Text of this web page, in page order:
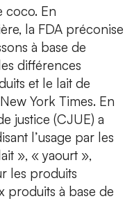
coco. En
la FDA préconise
à base de
différences
et le lait de
York Times. En
justice (CJUE) a
l’usage par les
», « yaourt »,
les produits
produits à base de